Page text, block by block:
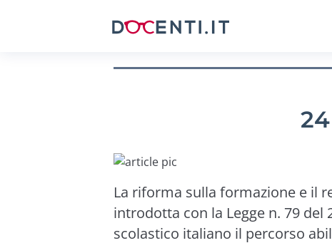
La riforma sulla formazione e il
introdotta con la Legge n. 79
scolastico italiano il percorso